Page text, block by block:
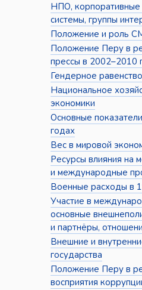
НПО, корпоративные
системы, группы
Положение и роль
Положение Перу в
прессы в 2002–2010
Гендерное
Национальное
экономики
Основные
годах
Вес в мировой
Ресурсы влияния на
и международные
Военные расходы в
Участие в
основные
и партнёры,
Внешние и
государства
Положение Перу в
восприятия